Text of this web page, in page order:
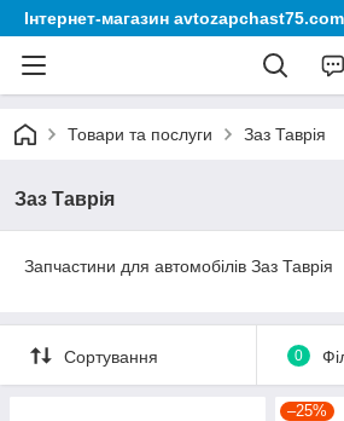
Інтернет-магазин
Товари та послуги Заз Таврія
Заз Таврія
Запчастини для автомобілів Заз Таврія
Сортування 0
–25%